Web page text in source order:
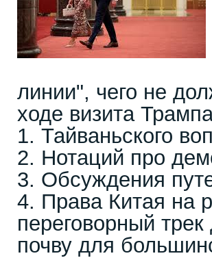
линии", чего не
ходе визита
1. Тайваньского
2. Нотаций про
3. Обсуждения
4. Права Китая на
переговорный
почву для